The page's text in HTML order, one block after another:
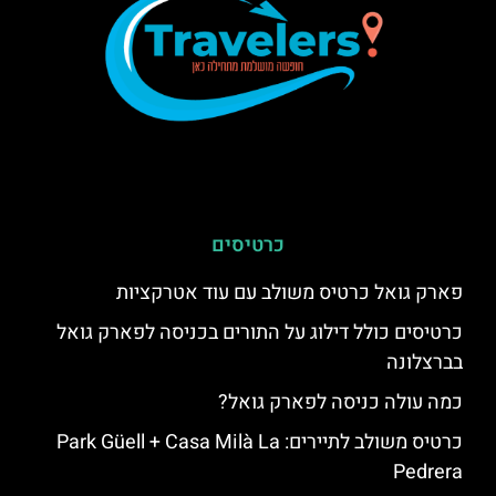
כרטיסים
פארק גואל כרטיס משולב עם עוד אטרקציות
כרטיסים כולל דילוג על התורים בכניסה לפארק גואל
בברצלונה
כמה עולה כניסה לפארק גואל?
כרטיס משולב לתיירים: Park Güell + Casa Milà La
Pedrera